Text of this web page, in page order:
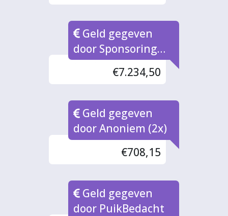
Geld gegeven
door Sponsoring
bedrijven
€7.234,50
Geld gegeven
door Anoniem (2x)
€708,15
Geld gegeven
door PuikBedacht